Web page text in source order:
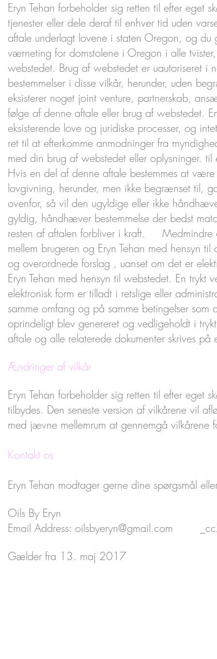
Eryn Tehan forbeholder sig retten til efter
tjenester eller dele deraf til enhver tid uden
aftale underlagt lovene i staten Oregon, og du
værneting for domstolene i Oregon i alle
webstedet. Brug af webstedet er uautoriseret i
bestemmelser i disse vilkår, herunder, uden
eksisterer noget joint venture, partnerskab,
følge af denne aftale eller brug af webstedet.
eksisterende love og juridiske processer, og
ret til at efterkomme anmodninger fra
med din brug af webstedet eller oplysninger.
Hvis en del af denne aftale bestemmes at
lovgivning, herunder, men ikke begrænset til,
ovenfor, så vil den ugyldige eller ikke
gyldig, håndhæver bestemmelse der bedst
resten af aftalen forbliver i kraft. Medmindre
mellem brugeren og Eryn Tehan med hensyn
og overordnede forslag , uanset om det er
Eryn Tehan med hensyn til webstedet. En
elektronisk form er tilladt i retslige eller
samme omfang og på samme betingelser som
oprindeligt blev genereret og vedligeholdt i
aftale og alle relaterede dokumenter skrives
Ændringer af vilkår
Eryn Tehan forbeholder sig retten til efter eget
tilbydes. Den seneste version af vilkårene vil
med jævne mellemrum at gennemgå
Kontakt os
Eryn Tehan modtager gerne dine spørgsmål
Oils By Eryn
Email Address: oilsbyeryn@gmail.com
Gælder fra 13. maj 2017